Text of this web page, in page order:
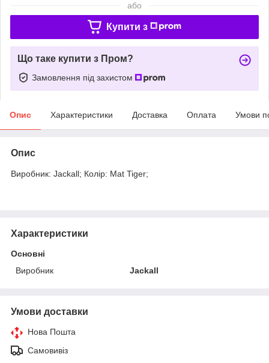
або
Купити з
Що таке купити з Пром?
Замовлення під захистом
Опис Характеристики Доставка Оплата Умови
Опис
Виробник: Jackall; Колір: Mat Tiger;
Характеристики
Основні
Виробник
Jackall
Умови доставки
Нова Пошта
Самовивіз